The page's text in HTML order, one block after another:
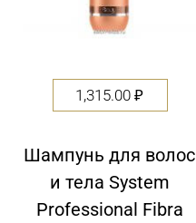
1,315.00₽
Шампунь для волос
и тела System
Professional Fibra